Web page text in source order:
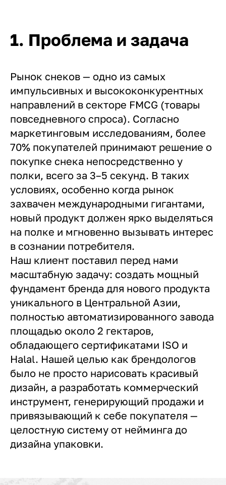
1. Проблема и задача
Рынок снеков — одно из самых
импульсивных и высококонкурентных
направлений в секторе FMCG (товары
повседневного спроса). Согласно
маркетинговым исследованиям, более
70% покупателей принимают решение о
покупке снека непосредственно у
полки, всего за 3–5 секунд. В таких
условиях, особенно когда рынок
захвачен международными гигантами,
новый продукт должен ярко выделяться
на полке и мгновенно вызывать интерес
в сознании потребителя.
Наш клиент поставил перед нами
масштабную задачу: создать мощный
фундамент бренда для нового продукта
уникального в Центральной Азии,
полностью автоматизированного завода
площадью около 2 гектаров,
обладающего сертификатами ISO и
Halal. Нашей целью как брендологов
было не просто нарисовать красивый
дизайн, а разработать коммерческий
инструмент, генерирующий продажи и
привязывающий к себе покупателя —
целостную систему от нейминга до
дизайна упаковки.